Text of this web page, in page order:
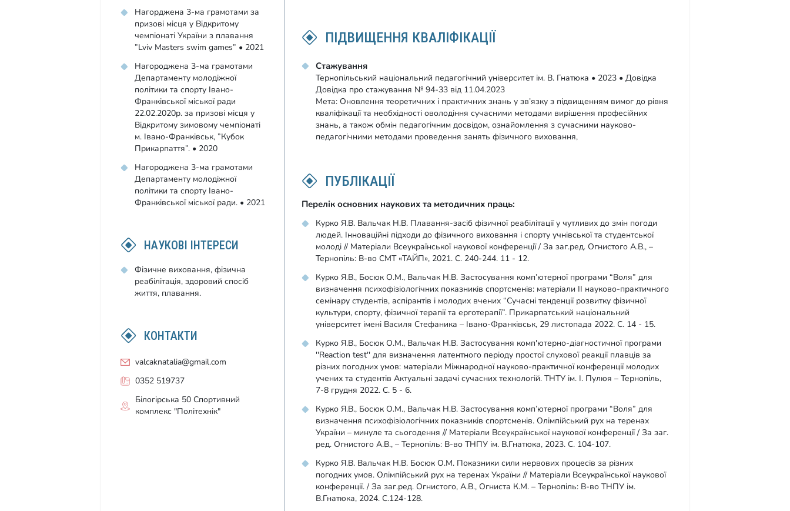
Нагорджена 3-ма грамотами за
призові місця у Відкритому
чемпіонаті України з плавання
”Lviv Masters swim games” • 2021
Нагороджена 3-ма грамотами
Департаменту молодіжної
політики та спорту Івано-
Франківської міської ради
22.02.2020р. за призові місця у
Відкритому зимовому чемпіонаті
м. Івано-Франківськ, ”Кубок
Прикарпаття”. • 2020
Нагороджена 3-ма грамотами
Департаменту молодіжної
політики та спорту Івано-
Франківської міської ради. • 2021
НАУКОВІ ІНТЕРЕСИ
Фізичне виховання, фізична
реабілітація, здоровий спосіб
життя, плавання.
КОНТАКТИ
valcaknatalia@gmail.com
0352 519737
Білогірська 50 Спортивний
комплекс "Політехнік"
ПІДВИЩЕННЯ КВАЛІФІКАЦІЇ
Стажування
Тернопільський національний педагогічний університет ім. В. Гнатюка • 2023 • Довідка
Довідка про стажування № 94-33 від 11.04.2023
Мета: Оновлення теоретичних і практичних знань у зв’язку з підвищенням вимог до рівня
кваліфікації та необхідності оволодіння сучасними методами вирішення професійних
знань, а також обмін педагогічним досвідом, ознайомлення з сучасними науково-
педагогічними методами проведення занять фізичного виховання,
ПУБЛІКАЦІЇ
Перелік основних наукових та методичних праць:
Курко Я.В. Вальчак Н.В. Плавання-засіб фізичної реабілітації у чутливих до змін погоди
людей. Інноваційні підходи до фізичного виховання і спорту учнівської та студентської
молоді // Матеріали Всеукраїнської наукової конференції / За заг.ред. Огнистого А.В., –
Тернопіль: В-во СМТ «ТАЙП», 2021. С. 240-244. 11 - 12.
Курко Я.В., Босюк О.М., Вальчак Н.В. Застосування комп’ютерної програми “Воля” для
визначення психофізіологічних показників спортсменів: матеріали IІ науково-практичного
семінару студентів, аспірантів і молодих вчених “Сучасні тенденції розвитку фізичної
культури, спорту, фізичної терапії та ерготерапії”. Прикарпатський національний
університет імені Василя Стефаника – Івано-Франківськ, 29 листопада 2022. С. 14 - 15.
Курко Я.В., Босюк О.М., Вальчак Н.В. Застосування комп'ютерно-діагностичної програми
''Reaction test'' для визначення латентного періоду простої слухової реакції плавців за
різних погодних умов: матеріали Міжнародної науково-практичної конференції молодих
учених та студентів Актуальні задачі сучасних технологій. ТНТУ ім. І. Пулюя – Тернопіль,
7-8 грудня 2022. С. 5 - 6.
Курко Я.В., Босюк О.М., Вальчак Н.В. Застосування комп’ютерної програми “Воля” для
визначення психофізіологічних показників спортсменів. Олімпійський рух на теренах
України – минуле та сьогодення // Матеріали Всеукраїнської наукової конференції / За заг.
ред. Огнистого А.В., – Тернопіль: В-во ТНПУ ім. В.Гнатюка, 2023. С. 104-107.
Курко Я.В. Вальчак Н.В. Босюк О.М. Показники сили нервових процесів за різних
погодних умов. Олімпійський рух на теренах України // Матеріали Всеукраїнської наукової
конференції. / За заг.ред. Огнистого, А.В., Огниста К.М. – Тернопіль: В-во ТНПУ ім.
В.Гнатюка, 2024. С.124-128.